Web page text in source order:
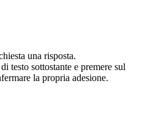
una risposta.
testo sottostante e premere sul
la propria adesione.